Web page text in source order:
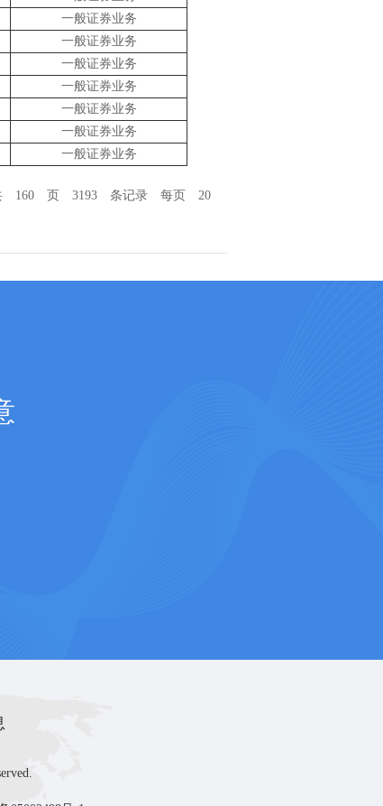
一般证券业务
一般证券业务
一般证券业务
一般证券业务
一般证券业务
一般证券业务
一般证券业务
160 页 3193 条记录 每页 20